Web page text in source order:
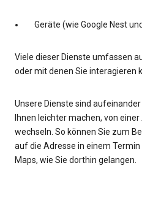
Geräte (wie Google Nest
Viele dieser Dienste umfassen
oder mit denen Sie interagieren
Unsere Dienste sind
Ihnen leichter machen, von
wechseln. So können Sie zum
auf die Adresse in einem
Maps, wie Sie dorthin gelangen.